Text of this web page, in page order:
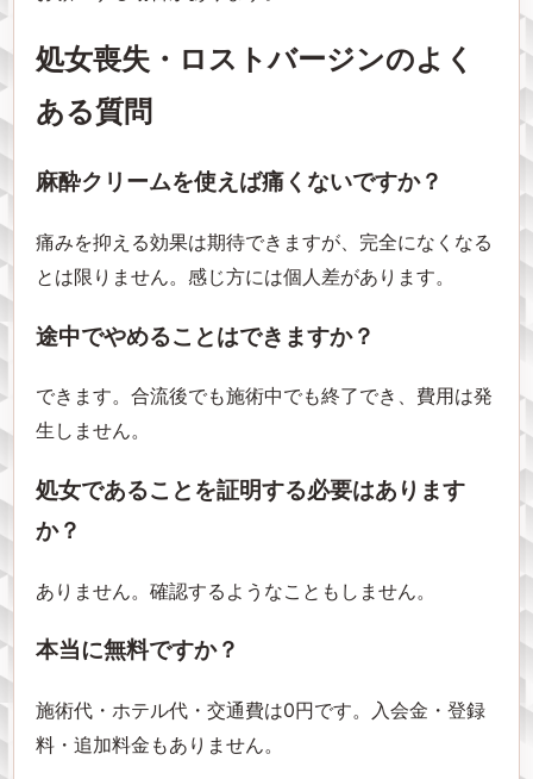
処女喪失・ロストバージンのよく
ある質問
麻酔クリームを使えば痛くないですか？
痛みを抑える効果は期待できますが、完全になくなる
とは限りません。感じ方には個人差があります。
途中でやめることはできますか？
できます。合流後でも施術中でも終了でき、費用は発
生しません。
処女であることを証明する必要はあります
か？
ありません。確認するようなこともしません。
本当に無料ですか？
施術代・ホテル代・交通費は0円です。入会金・登録
料・追加料金もありません。